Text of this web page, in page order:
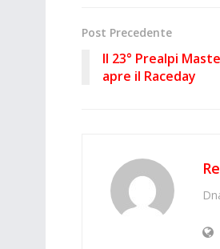
Post Precedente
Il 23° Prealpi
apre il Raceday